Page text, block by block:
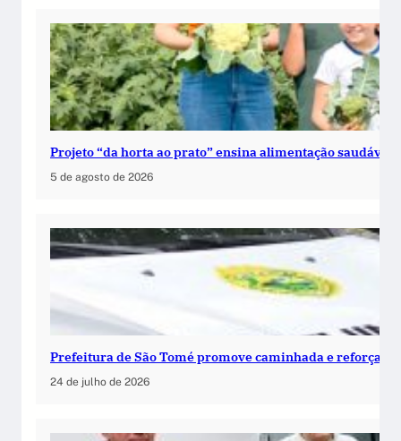
Projeto “da horta ao prato” ensina alimentação saudável
5 de agosto de 2026
Prefeitura de São Tomé promove caminhada e reforça
24 de julho de 2026